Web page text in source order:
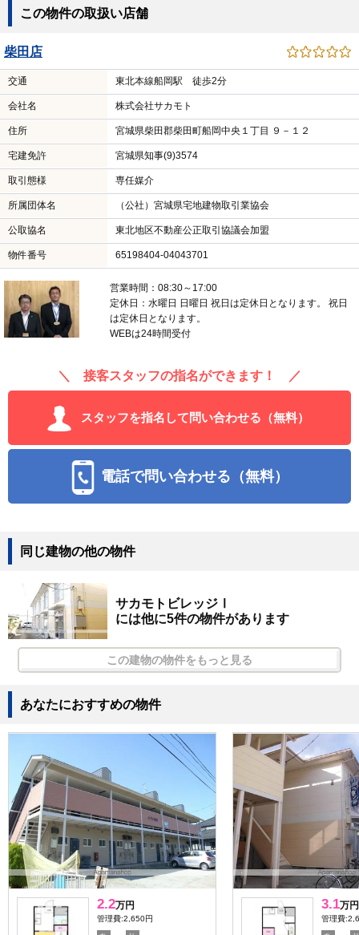
この物件の取扱い店舗
柴田店
交通 東北本線船岡駅 徒歩2分
会社名 株式会社サカモト
住所 宮城県柴田郡柴田町船岡中央１丁目 ９－１２
宅建免許 宮城県知事(9)3574
取引態様 専任媒介
所属団体名 （公社）宮城県宅地建物取引業協会
公取協名 東北地区不動産公正取引協議会加盟
物件番号 65198404-04043701
営業時間：08:30～17:00
定休日：水曜日 日曜日 祝日は定休日となります。 祝日
は定休日となります。
WEBは24時間受付
＼ 接客スタッフの指名ができます！ ／
スタッフを指名して問い合わせる（無料）
電話で問い合わせる（無料）
同じ建物の他の物件
サカモトビレッジⅠ
には他に5件の物件があります
この建物の物件をもっと見る
あなたにおすすめの物件
2.2万円
管理費:2,650円
3.1万円
管理費